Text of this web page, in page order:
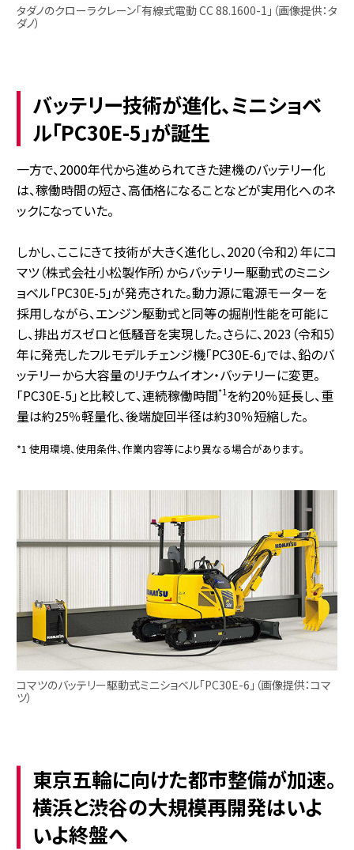
タダノのクローラクレーン「有線式電動 CC 88.1600-1」（画像提供：タ
ダノ）
バッテリー技術が進化、ミニショベ
ル「PC30E-5」が誕生
一方で、2000年代から進められてきた建機のバッテリー化
は、稼働時間の短さ、高価格になることなどが実用化へのネ
ックになっていた。
しかし、ここにきて技術が大きく進化し、2020（令和2）年にコ
マツ（株式会社小松製作所）からバッテリー駆動式のミニシ
ョベル「PC30E-5」が発売された。動力源に電源モーターを
採用しながら、エンジン駆動式と同等の掘削性能を可能に
し、排出ガスゼロと低騒音を実現した。さらに、2023（令和5）
年に発売したフルモデルチェンジ機「PC30E-6」では、鉛のバ
ッテリーから大容量のリチウムイオン・バッテリーに変更。
「PC30E-5」と比較して、連続稼働時間*1を約20％延長し、重
量は約25％軽量化、後端旋回半径は約30％短縮した。
*1 使用環境、使用条件、作業内容等により異なる場合があります。
コマツのバッテリー駆動式ミニショベル「PC30E-6」（画像提供：コマ
ツ）
東京五輪に向けた都市整備が加速。
横浜と渋谷の大規模再開発はいよ
いよ終盤へ